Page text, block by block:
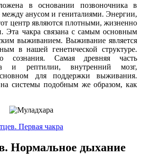
в основании позвоночника в
анусом и гениталиями. Энергии,
центр являются плотными, жизненно
чакра связана с самым основным
выживанием. Выживание является
в нашей генетической структуре.
сознания. Самая древняя часть
и рептилии, внутренний мозг,
для поддержки выживания.
системы подобным же образом, как
Первая чакра
Нормальное дыхание